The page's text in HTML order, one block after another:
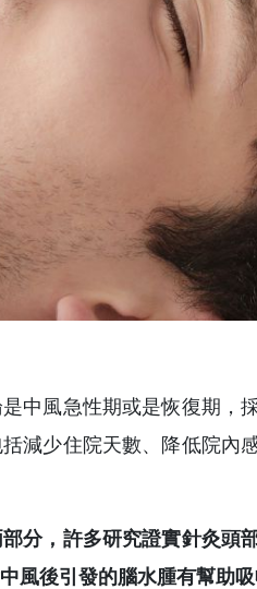
中風急性期或是恢復期，
減少住院天數、降低院內
分，許多研究證實針灸頭
風後引發的腦水腫有幫助